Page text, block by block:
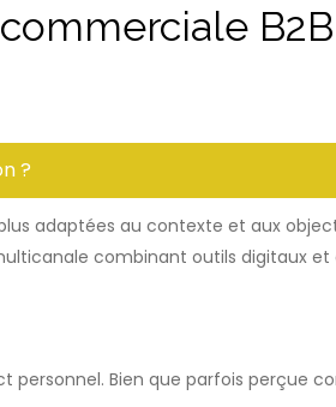
B2B
?
adaptées au contexte et aux
combinant outils digitaux
Bien que parfois perçue